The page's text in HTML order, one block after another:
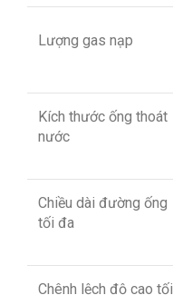
Lượng gas nạp
Kích thước ống thoát
nước
Chiều dài đường ống
tối đa
Chênh lệch độ cao tối